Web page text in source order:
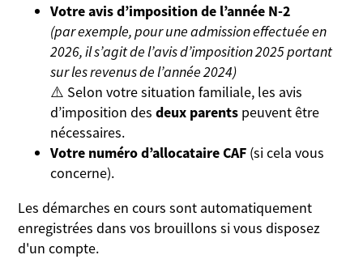
Votre avis d’imposition de l’année N-2
(par exemple, pour une admission effectuée en
2026, il s’agit de l’avis d’imposition2025portant
sur les revenus de l’année2024)
⚠️ Selon votre situation familiale, les avis
d’imposition des deux parentspeuvent être
nécessaires.
Votre numéro d’allocataire CAF(si cela vous
concerne).
Les démarches en cours sont automatiquement
enregistrées dans vos brouillons si vous disposez
d'un compte.